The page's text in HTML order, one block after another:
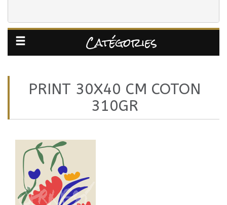
sur
Facebook
Catégories
PRINT 30X40 CM COTON
310GR